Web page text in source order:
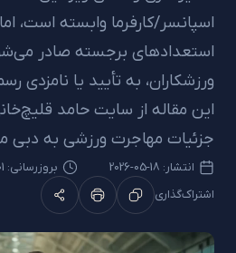
کارفرما وابسته است، اما گلدن
برجسته صادر می‌شود و در
به تأیید یا نامزدی رسمی نیاز
از سایت حامد قلیچ‌خانی، به
مهاجرت ورزشی به دبی
18-05-2026
بروزرسانی: 01-06-2026